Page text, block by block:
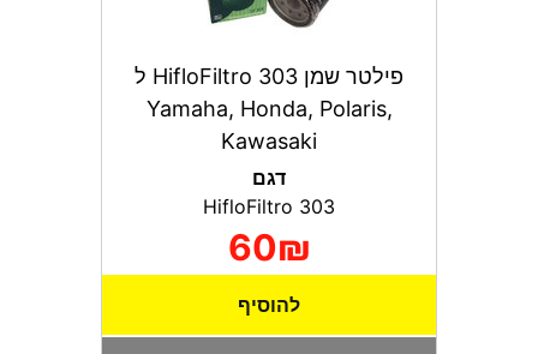
פילטר שמן HifloFiltro 303 ל
Yamaha, Honda, Polaris,
Kawasaki
דגם
60₪
להוסיף